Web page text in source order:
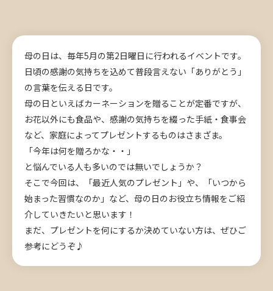
母の日は、毎年5月の第2日曜日に行われるイベントです。
日頃の感謝の気持ちを込めて普段言えない「ありがとう」
の言葉を伝える日です。
母の日といえばカーネーションを贈ることが定番ですが、
お花以外にも食品や、感謝の気持ちを綴った手紙・食事会
など、家庭によってプレゼントするものはさまざま。
「今年は何を贈ろかな・・」
と悩んでいる人も多いのでは無いでしょうか？
そこで今回は、「最近人気のプレゼント」や、「いつから
始まった習慣なのか」など、母の日のお役立ち情報をご紹
介していきたいと思います！
まだ、プレゼントを何にするか決めていない方は、ぜひご
参考にどうぞ♪